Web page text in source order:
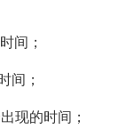
间；
间；
现的时间；